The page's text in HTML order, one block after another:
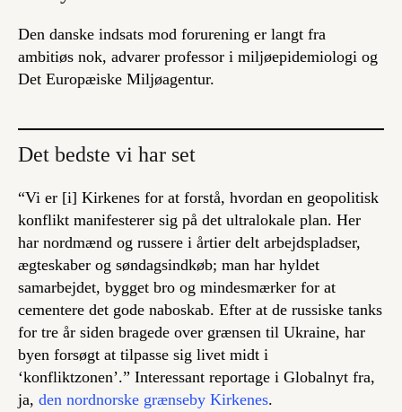
Den danske indsats mod forurening er langt fra
ambitiøs nok, advarer professor i miljøepidemiologi og
Det Europæiske Miljøagentur.
Det bedste vi har set
“Vi er [i] Kirkenes for at forstå, hvordan en geopolitisk
konflikt manifesterer sig på det ultralokale plan. Her
har nordmænd og russere i årtier delt arbejdspladser,
ægteskaber og søndagsindkøb; man har hyldet
samarbejdet, bygget bro og mindesmærker for at
cementere det gode naboskab. Efter at de russiske tanks
for tre år siden bragede over grænsen til Ukraine, har
byen forsøgt at tilpasse sig livet midt i
‘konfliktzonen’.” Interessant reportage i Globalnyt fra,
ja, den nordnorske grænseby Kirkenes.